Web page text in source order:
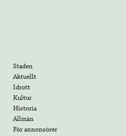
Staden
Aktuellt
Idrott
Kultur
Historia
Allmän
För annonsörer